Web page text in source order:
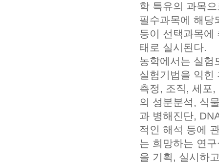
학 특유의 과목
필수과목에 해당
등이 선택과목에
태로 실시된다.
농학에서는 실험
실험기법을 익힌
측정, 조직, 세포,
의 성분분석, 식
과 병해진단,
적인 해석 등에
는 희망하는 연
을 기획, 실시하